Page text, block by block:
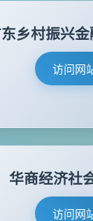
乡村振兴
访问网
华商经济社
访问网